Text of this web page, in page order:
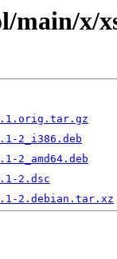
main/x/
2_i386.deb
2_amd64.deb
2.dsc
2.debian.tar.xz